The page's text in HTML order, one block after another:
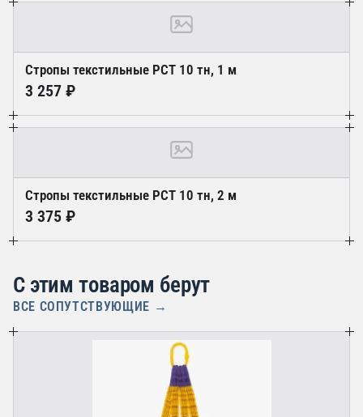
Стропы текстильные РСТ 10 тн, 1 м
3 257 ₽
Стропы текстильные РСТ 10 тн, 2 м
3 375 ₽
С этим товаром берут
ВСЕ СОПУТСТВУЮЩИЕ →